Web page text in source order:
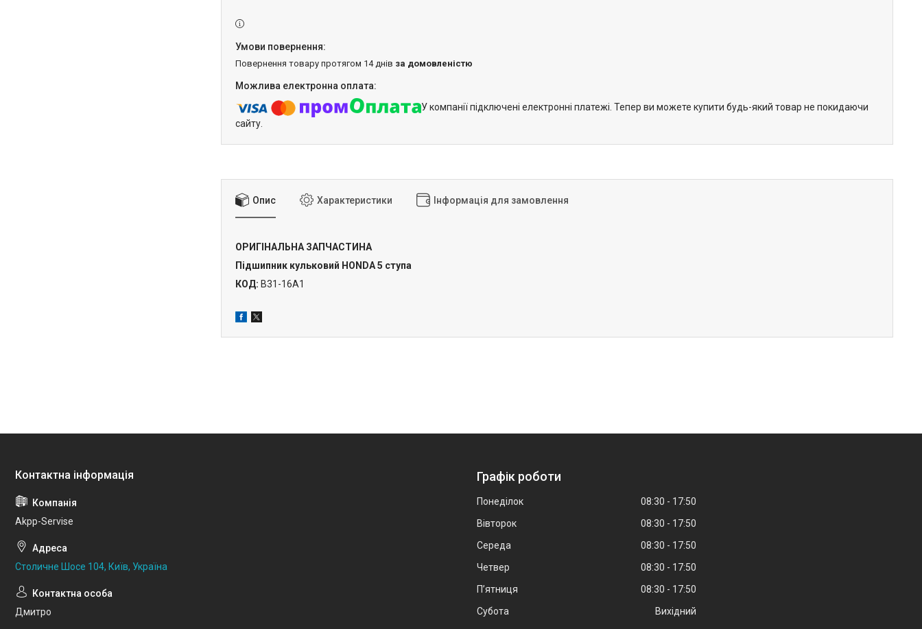
повернення товару протягом 14 днів за домовленістю
У компанії підключені електронні платежі. Тепер ви можете купити будь-який товар не покидаючи
сайту.
Опис Характеристики Інформація для замовлення
ОРИГІНАЛЬНА ЗАПЧАСТИНА
Підшипник кульковий HONDA 5 ступа
КОД: B31-16A1
Akpp-Servise
Столичне Шосе 104, Київ, Україна
Дмитро
Графік роботи
Понеділок 08:30
17:50
Вівторок
08:30
17:50
Середа
08:30
17:50
Четвер
08:30
17:50
Пʼятниця
08:30
17:50
Субота
Вихідний